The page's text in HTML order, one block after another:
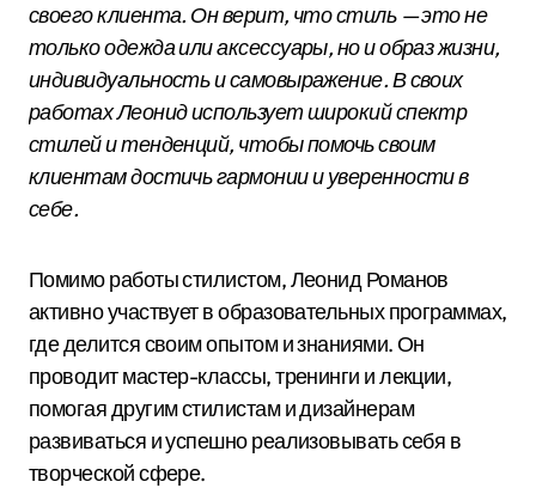
своего клиента. Он верит, что стиль — это не
только одежда или аксессуары, но и образ жизни,
индивидуальность и самовыражение. В своих
работах Леонид использует широкий спектр
стилей и тенденций, чтобы помочь своим
клиентам достичь гармонии и уверенности в
себе.
Помимо работы стилистом, Леонид Романов
активно участвует в образовательных программах,
где делится своим опытом и знаниями. Он
проводит мастер-классы, тренинги и лекции,
помогая другим стилистам и дизайнерам
развиваться и успешно реализовывать себя в
творческой сфере.